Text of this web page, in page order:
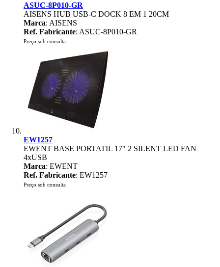
ASUC-8P010-GR
AISENS HUB USB-C DOCK 8 EM 1 20CM
Marca: AISENS
Ref. Fabricante: ASUC-8P010-GR
Preço sob consulta
EW1257
EWENT BASE PORTATIL 17" 2 SILENT LED FAN
4xUSB
Marca: EWENT
Ref. Fabricante: EW1257
Preço sob consulta